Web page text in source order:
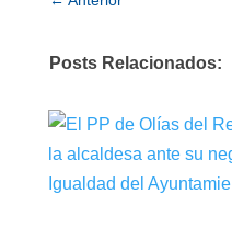
Posts Relacionados: